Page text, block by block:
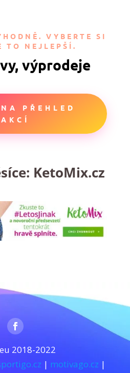
VYBERTE SI
TO NEJLEPŠÍ.
výprodeje
PŘEHLED
AKCÍ
KetoMix.cz
2018-2022
| motivago.cz |